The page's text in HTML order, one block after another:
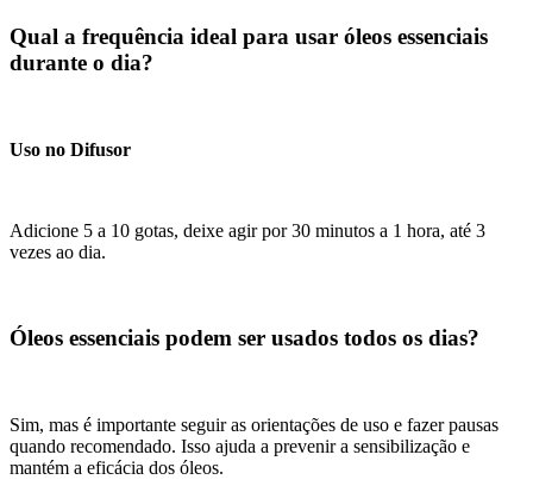
Qual a frequência ideal para usar óleos essenciais
durante o dia?
Uso no Difusor
Adicione 5 a 10 gotas, deixe agir por 30 minutos a 1 hora, até 3
vezes ao dia.
Óleos essenciais podem ser usados todos os dias?
Sim, mas é importante seguir as orientações de uso e fazer pausas
quando recomendado. Isso ajuda a prevenir a sensibilização e
mantém a eficácia dos óleos.